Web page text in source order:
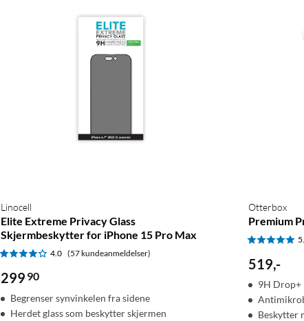
Linocell
Elite Extreme Privacy Glass
Skjermbeskytter for iPhone 15 Pro Max
4.0 (57 kundeanmeldelser)
299 90
Begrenser synvinkelen fra sidene
Herdet glass som beskytter skjermen
Otterbox
Premium
519,-
9H Drop+
Beskytter